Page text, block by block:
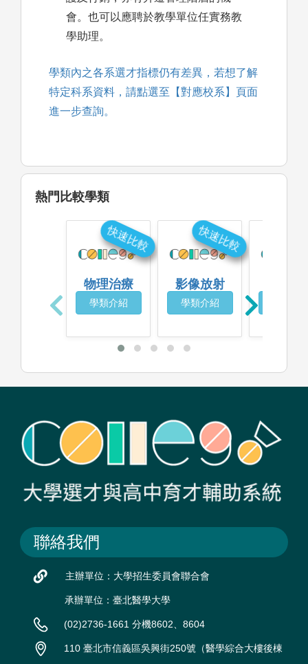
會。也可以應聘於教學單位任實務教
學助理。
學類內之各系選才指標仍有差異，若想了解
特定科系資料，請點選至【對應校系】頁面
進一步查詢。
熱門比較學類
物理治療
學類介紹
快速比較
影像放射
學類介紹
快速比較
聯絡我們
主辦單位：大學招生委員會聯合會
承辦單位：臺北醫學大學
(02)2736-1661 分機8602、8604
110 臺北市信義區吳興街250號（醫學綜合大樓後棟